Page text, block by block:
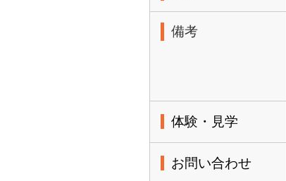
備考
体験・見学
お問い合わせ